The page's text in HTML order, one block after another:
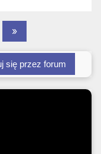
Następne
wpisy
»
się przez forum